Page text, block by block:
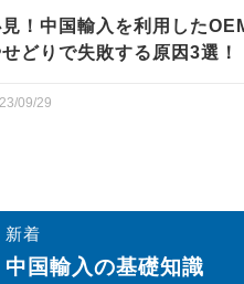
！中国輸入を利用した
どりで失敗する原因3選！
09/29
新着
中国輸⼊の基礎知識